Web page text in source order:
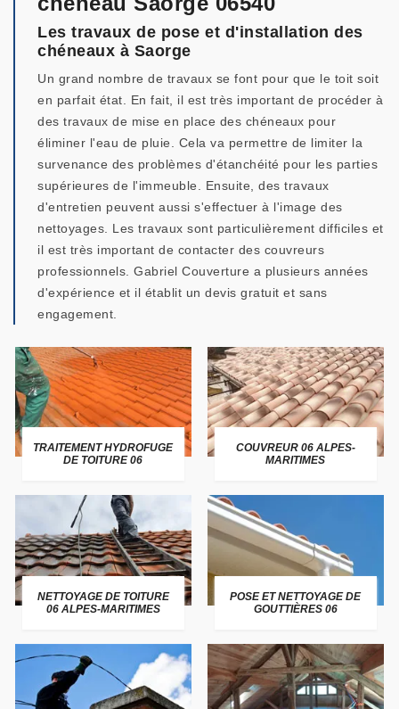
Les travaux de pose et d'installation des
chéneaux à Saorge
Un grand nombre de travaux se font pour que le toit soit
en parfait état. En fait, il est très important de procéder à
des travaux de mise en place des chéneaux pour
éliminer l'eau de pluie. Cela va permettre de limiter la
survenance des problèmes d'étanchéité pour les parties
supérieures de l'immeuble. Ensuite, des travaux
d'entretien peuvent aussi s'effectuer à l'image des
nettoyages. Les travaux sont particulièrement difficiles et
il est très important de contacter des couvreurs
professionnels. Gabriel Couverture a plusieurs années
d'expérience et il établit un devis gratuit et sans
engagement.
TRAITEMENT HYDROFUGE
DE TOITURE 06
COUVREUR 06 ALPES-
MARITIMES
NETTOYAGE DE TOITURE
06 ALPES-MARITIMES
POSE ET NETTOYAGE DE
GOUTTIÈRES 06